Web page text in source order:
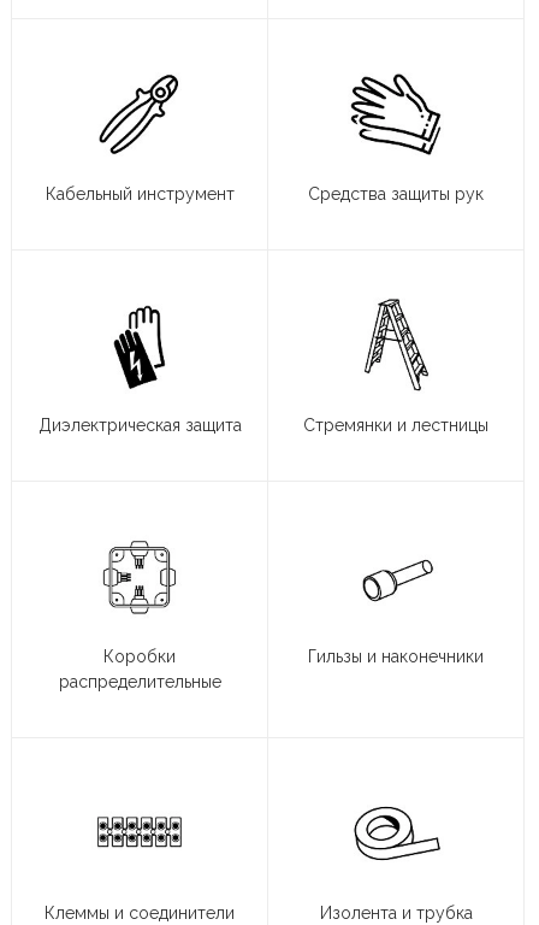
Кабельный инструмент Средства защиты рук
Диэлектрическая защита Стремянки и лестницы
Коробки
распределительные
Гильзы и наконечники
Клеммы и соединители
Изолента и трубка